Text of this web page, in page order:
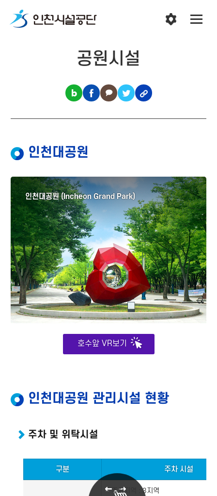
공원시설
인천대공원
호수앞VR보기
인천대공원 (Incheon Grand Park)
인천대공원 관리시설 현황
주차 및 위탁시설
구분 주차 시설
주차지역 : 3지역